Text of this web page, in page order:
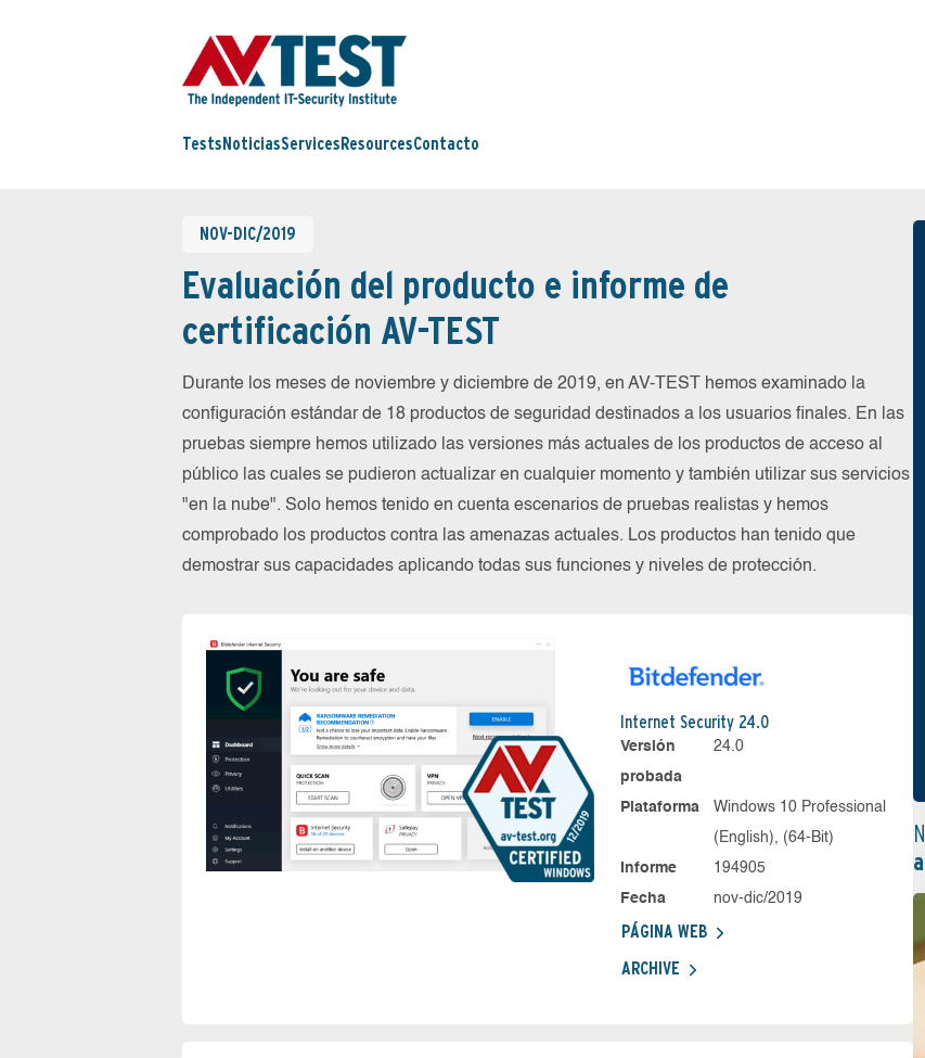
Tests NoticiasServices ResourcesContacto
NOV-DIC/2019
Evaluación del producto e informe de
certificación AV-TEST
Durante los meses de noviembre y diciembre de 2019, en AV-TEST hemos examinado la
configuración estándar de 18 productos de seguridad destinados a los usuarios finales. En las
pruebas siempre hemos utilizado las versiones más actuales de los productos de acceso al
público las cuales se pudieron actualizar en cualquier momento y también utilizar sus servicios
"en la nube". Solo hemos tenido en cuenta escenarios de pruebas realistas y hemos
comprobado los productos contra las amenazas actuales. Los productos han tenido que
demostrar sus capacidades aplicando todas sus funciones y niveles de protección.
Internet Security 24.0
Versión
probada
24.0
Plataforma
Windows 10 Professional
(English), (64-Bit)
Informe
194905
Fecha
nov-dic/2019
PÁGINA WEB
ARCHIVE